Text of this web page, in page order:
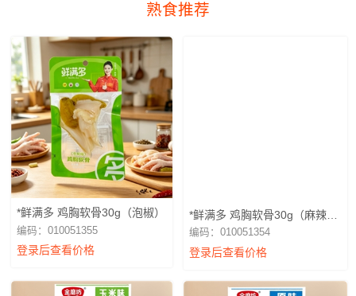
熟食推荐
*鲜满多 鸡胸软骨30g（泡椒）
编码：010051355
登录后查看价格
*鲜满多 鸡胸软骨30g（麻辣火
锅）
编码：010051354
登录后查看价格